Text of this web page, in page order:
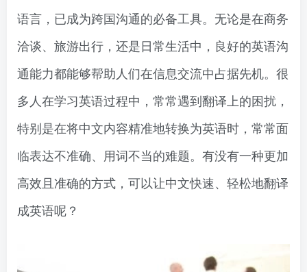
语言，已成为跨国沟通的必备工具。无论是在商务
洽谈、旅游出行，还是日常生活中，良好的英语沟
通能力都能够帮助人们在信息交流中占据先机。很
多人在学习英语过程中，常常遇到翻译上的困扰，
特别是在将中文内容精准地转换为英语时，常常面
临表达不准确、用词不当的难题。有没有一种更加
高效且准确的方式，可以让中文快速、轻松地翻译
成英语呢？